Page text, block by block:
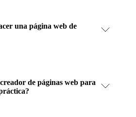
una página web de
de páginas web para